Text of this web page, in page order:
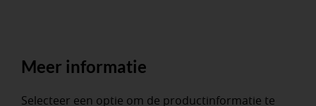
Meer informatie
Selecteer een optie om de productinformatie te